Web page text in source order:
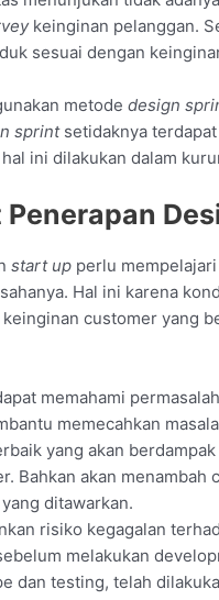
keinginan pelanggan.
sesuai dengan
metodedesign
sprintsetidaknya
ini dilakukan dalam
start up perlu
Hal ini karena
keinginan customer yang
memahami
memecahkan
yang akan
Bahkan akan
ditawarkan.
risiko kegagalan
melakukan
dan testing, telah